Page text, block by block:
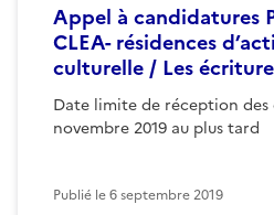
Appel à candidatures
CLEA- résidences
culturelle / Les
Date limite de réception des
novembre 2019 au plus tard
Publié le6 septembre 2019